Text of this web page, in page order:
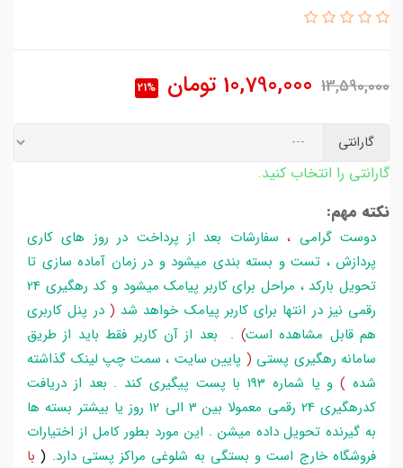
13,590,000
10,790,000 تومان 21%
گارانتی
گارانتی را انتخاب کنید.
نکته مهم:
دوست گرامی ،سفارشات بعد از پرداخت در روز های کاری
پردازش ، تست و بسته بندی میشود و در زمان آماده سازی تا
تحویل بارکد ، مراحل برای کاربر پیامک میشود و کد رهگیری 24
رقمی نیز در انتها برای کاربر پیامک خواهد شد ( در پنل کاربری
هم قابل مشاهده است) . بعد از آن کاربر فقط باید از طریق
سامانه رهگیری پستی ( پایین سایت ، سمت چپ لینک گذاشته
شده )
و یا شماره 193 با پست پیگیری کند . بعد از دریافت
کدرهگیری 24 رقمی معمولا بین 3 الی 12 روز یا بیشتر بسته ها
به گیرنده تحویل داده میشن . این مورد بطور کامل از اختیارات
فروشگاه خارج است و بستگی به شلوغی مراکز پستی دارد.
(با